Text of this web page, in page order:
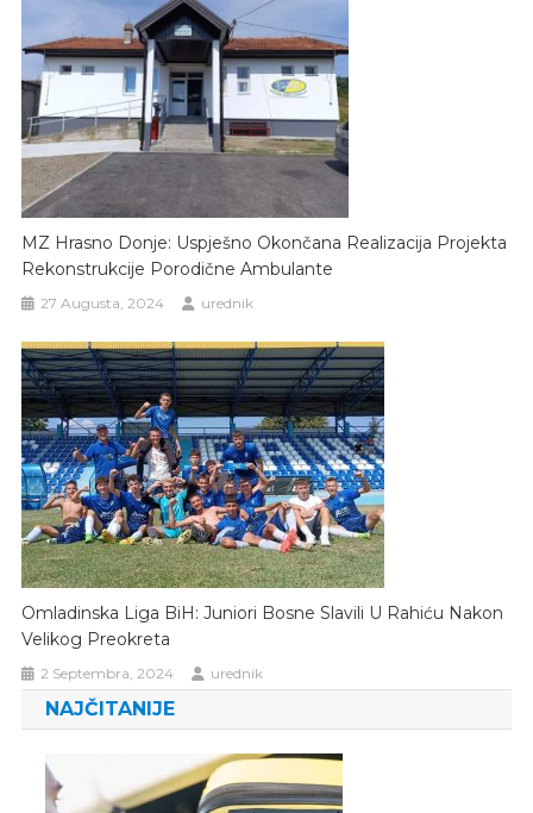
MZ Hrasno Donje: Uspješno Okončana Realizacija Projekta
Rekonstrukcije Porodične Ambulante
27 Augusta, 2024 urednik
Omladinska Liga BiH: Juniori Bosne Slavili U Rahiću Nakon
Velikog Preokreta
2 Septembra, 2024 urednik
NAJČITANIJE